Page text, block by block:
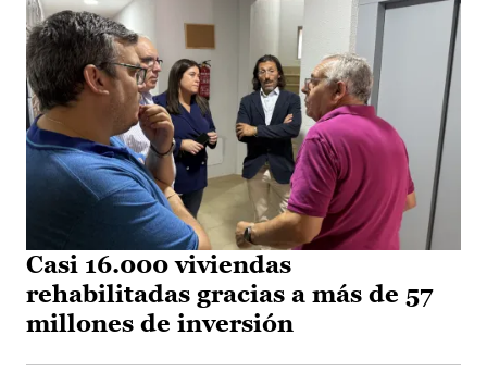
Casi 16.000 viviendas
rehabilitadas gracias a más de 57
millones de inversión